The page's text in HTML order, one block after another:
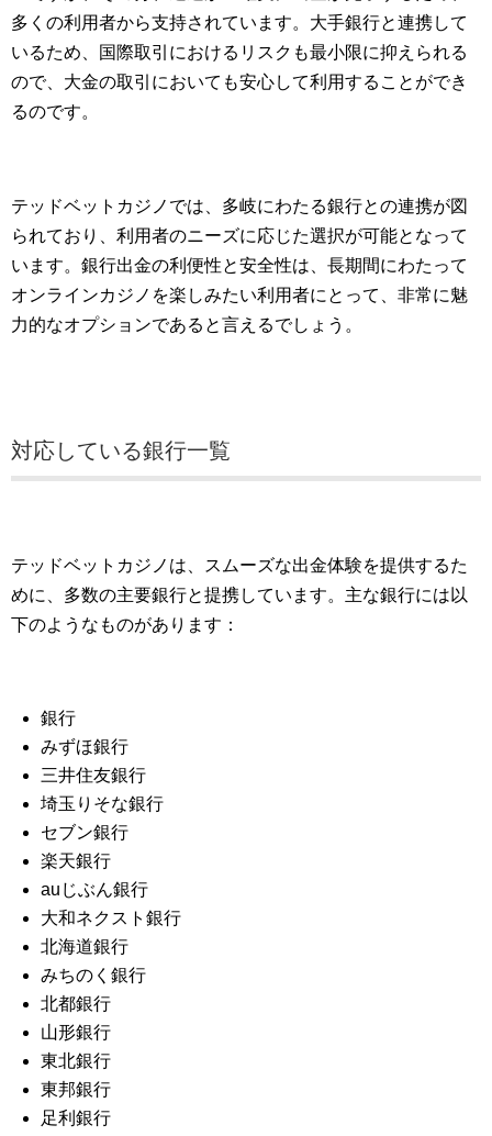
多くの利用者から支持されています。大手銀行と連携して
いるため、国際取引におけるリスクも最小限に抑えられる
ので、大金の取引においても安心して利用することができ
るのです。
テッドベットカジノでは、多岐にわたる銀行との連携が図
られており、利用者のニーズに応じた選択が可能となって
います。銀行出金の利便性と安全性は、長期間にわたって
オンラインカジノを楽しみたい利用者にとって、非常に魅
力的なオプションであると言えるでしょう。
対応している銀行一覧
テッドベットカジノは、スムーズな出金体験を提供するた
めに、多数の主要銀行と提携しています。主な銀行には以
下のようなものがあります：
銀行
みずほ銀行
三井住友銀行
埼玉りそな銀行
セブン銀行
楽天銀行
auじぶん銀行
大和ネクスト銀行
北海道銀行
みちのく銀行
北都銀行
山形銀行
東北銀行
東邦銀行
足利銀行